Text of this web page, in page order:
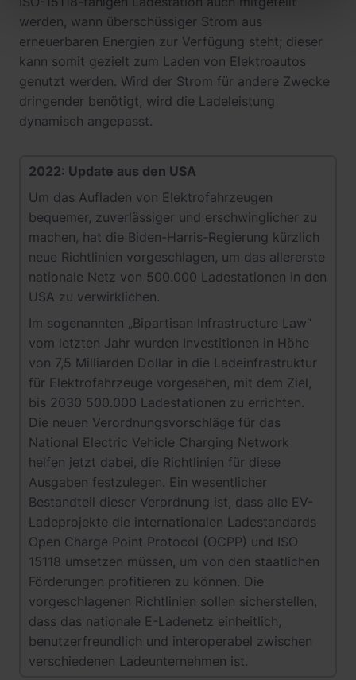
werden, wann überschüssiger Strom aus
erneuerbaren Energien zur Verfügung steht; dieser
kann somit gezielt zum Laden von Elektroautos
genutzt werden. Wird der Strom für andere Zwecke
dringender benötigt, wird die Ladeleistung
dynamisch angepasst.
2022: Update aus den USA
Um das Aufladen von Elektrofahrzeugen
bequemer, zuverlässiger und erschwinglicher zu
machen, hat die Biden-Harris-Regierung kürzlich
neue Richtlinien vorgeschlagen, um das allererste
nationale Netz von 500.000 Ladestationen in den
USA zu verwirklichen.
Im sogenannten „Bipartisan Infrastructure Law“
vom letzten Jahr wurden Investitionen in Höhe
von 7,5 Milliarden Dollar in die Ladeinfrastruktur
für Elektrofahrzeuge vorgesehen, mit dem Ziel,
bis 2030 500.000 Ladestationen zu errichten.
Die neuen Verordnungsvorschläge für das
National Electric Vehicle Charging Network
helfen jetzt dabei, die Richtlinien für diese
Ausgaben festzulegen. Ein wesentlicher
Bestandteil dieser Verordnung ist, dass alle EV-
Ladeprojekte die internationalen Ladestandards
Open Charge Point Protocol (OCPP) und ISO
15118 umsetzen müssen, um von den staatlichen
Förderungen profitieren zu können. Die
vorgeschlagenen Richtlinien sollen sicherstellen,
dass das nationale E-Ladenetz einheitlich,
benutzerfreundlich und interoperabel zwischen
verschiedenen Ladeunternehmen ist.